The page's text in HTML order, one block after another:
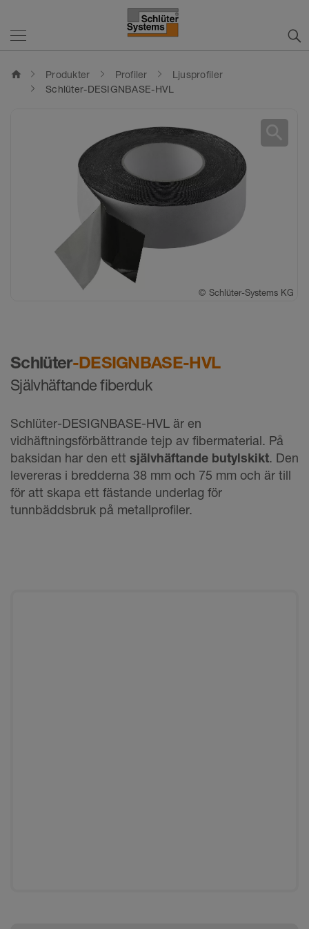
home Produkter Profiler
Ljusprofiler
Schlüter-DESIGNBASE-HVL
Schlüter-DESIGNBASE-HVL
Självhäftande fiberduk
Schlüter-DESIGNBASE-HVL är en
vidhäftningsförbättrande tejp av fibermaterial. På
baksidan har den ett självhäftande butylskikt. Den
levereras i bredderna 38 mm och 75 mm och är till
för att skapa ett fästande underlag för
tunnbäddsbruk på metallprofiler.
© Schlüter-Systems KG